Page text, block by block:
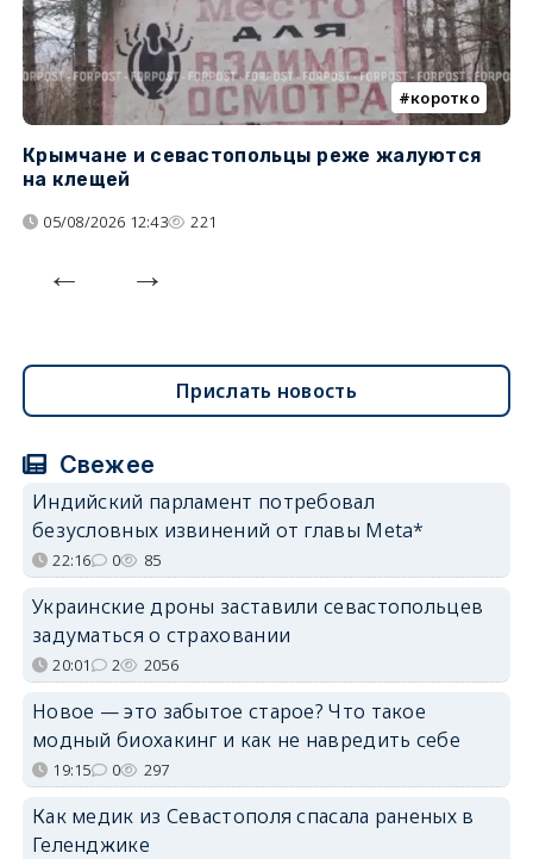
коротко
Крымчане и севастопольцы реже жалуются
на клещей
05/08/2026 12:43 221
Прислать новость
Свежее
Индийский парламент потребовал
безусловных извинений от главы Meta*
22:16 0 85
Украинские дроны заставили севастопольцев
задуматься о страховании
20:01 2 2056
Новое — это забытое старое? Что такое
модный биохакинг и как не навредить себе
19:15 0 297
Как медик из Севастополя спасала раненых в
Геленджике